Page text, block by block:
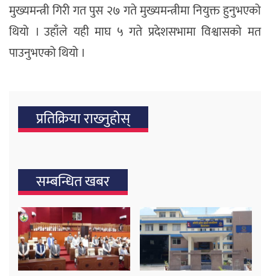
मुख्यमन्त्री गिरी गत पुस २७ गते मुख्यमन्त्रीमा नियुक्त हुनुभएको
थियो । उहाँले यही माघ ५ गते प्रदेशसभामा विश्वासको मत
पाउनुभएको थियो ।
प्रतिक्रिया राख्‍नुहोस्
सम्बन्धित खबर